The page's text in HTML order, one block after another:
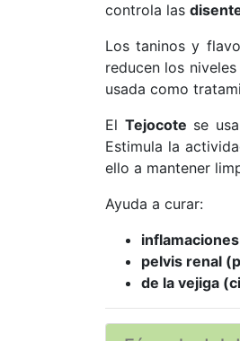
controla las
Los taninos y
reducen los
usada como
El Tejocote se
Estimula la
ello a mantener
Ayuda a curar:
pelvis renal
de la vejiga